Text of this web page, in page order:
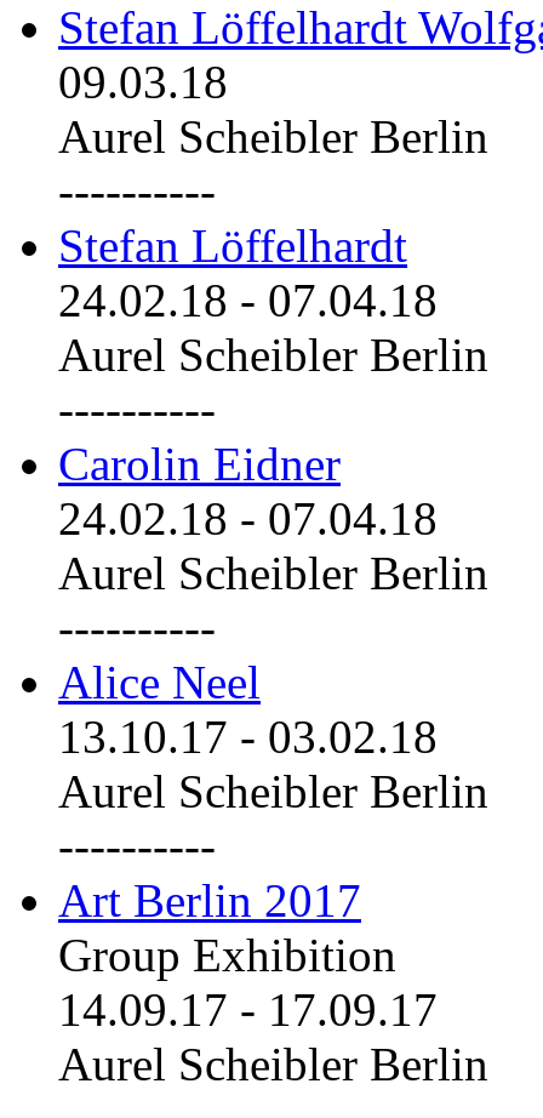
Stefan Löffelhardt
09.03.18
Aurel Scheibler Berlin
----------
Stefan Löffelhardt
24.02.18 - 07.04.18
Aurel Scheibler Berlin
----------
Carolin Eidner
24.02.18 - 07.04.18
Aurel Scheibler Berlin
----------
Alice Neel
13.10.17 - 03.02.18
Aurel Scheibler Berlin
----------
Art Berlin 2017
Group Exhibition
14.09.17 - 17.09.17
Aurel Scheibler Berlin